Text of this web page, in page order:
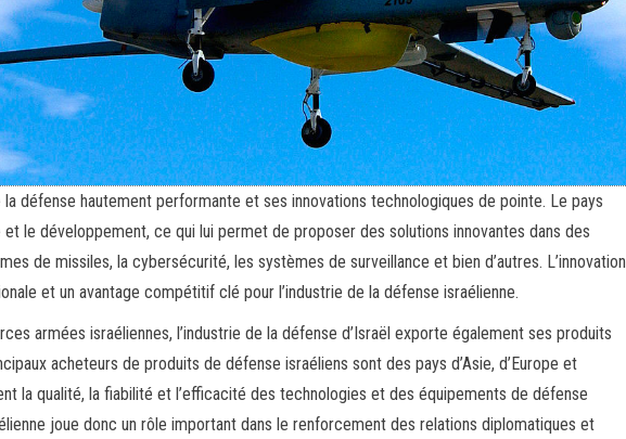
défense hautement performante et ses innovations technologiques de pointe. Le pays
le développement, ce qui lui permet de proposer des solutions innovantes dans des
de missiles, la cybersécurité, les systèmes de surveillance et bien d’autres. L’innovation
et un avantage compétitif clé pour l’industrie de la défense israélienne.
armées israéliennes, l’industrie de la défense d’Israël exporte également ses produits
acheteurs de produits de défense israéliens sont des pays d’Asie, d’Europe et
la qualité, la fiabilité et l’efficacité des technologies et des équipements de défense
joue donc un rôle important dans le renforcement des relations diplomatiques et